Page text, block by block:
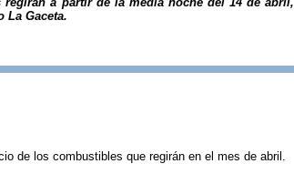
La Gaceta.
de los combustibles que regirán en el mes de abril.